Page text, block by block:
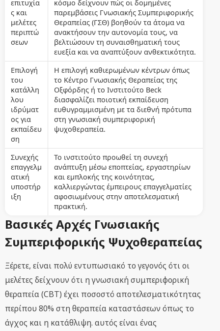
επιτυχία
ς και
μελέτες
περιπτώ
σεων
κόσμο δείχνουν πώς οι δομημένες
παρεμβάσεις Γνωσιακής Συμπεριφορικής
Θεραπείας (ΓΣΘ) βοηθούν τα άτομα να
ανακτήσουν την αυτονομία τους, να
βελτιώσουν τη συναισθηματική τους
ευεξία και να αναπτύξουν ανθεκτικότητα.
Επιλογή
του
κατάλλη
λου
ιδρύματ
ος για
εκπαίδευ
ση
Η επιλογή καθιερωμένων κέντρων όπως
το Κέντρο Γνωσιακής Θεραπείας της
Οξφόρδης ή το Ινστιτούτο Beck
διασφαλίζει ποιοτική εκπαίδευση
ευθυγραμμισμένη με τα διεθνή πρότυπα
στη γνωσιακή συμπεριφορική
ψυχοθεραπεία.
Συνεχής
επαγγελμ
ατική
υποστήρ
ιξη
Το ινστιτούτο προωθεί τη συνεχή
ανάπτυξη μέσω εποπτείας, εργαστηρίων
και εμπλοκής της κοινότητας,
καλλιεργώντας έμπειρους επαγγελματίες
αφοσιωμένους στην αποτελεσματική
πρακτική.
Βασικές Αρχές Γνωσιακής
Συμπεριφορικής Ψυχοθεραπείας
Ξέρετε, είναι πολύ εντυπωσιακό το γεγονός ότι οι
μελέτες δείχνουν ότι η γνωσιακή συμπεριφορική
θεραπεία (CBT) έχει ποσοστό αποτελεσματικότητας
περίπου 80% στη θεραπεία καταστάσεων όπως το
άγχος και η κατάθλιψη. αυτός είναι ένας